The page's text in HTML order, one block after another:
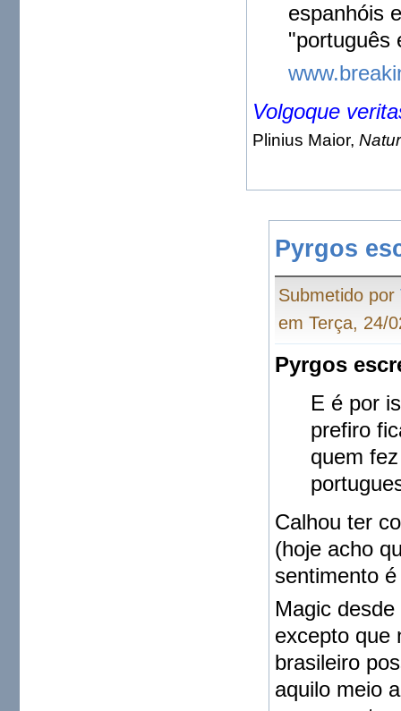
espanhóis
"português
Volgoque
Plinius Maior,
Pyrgos
Submetido por
em Terça, 24/
Pyrgos
E é por
prefiro
quem
Calhou ter
(hoje acho
sentimento
Magic
excepto que
brasileiro
aquilo meio